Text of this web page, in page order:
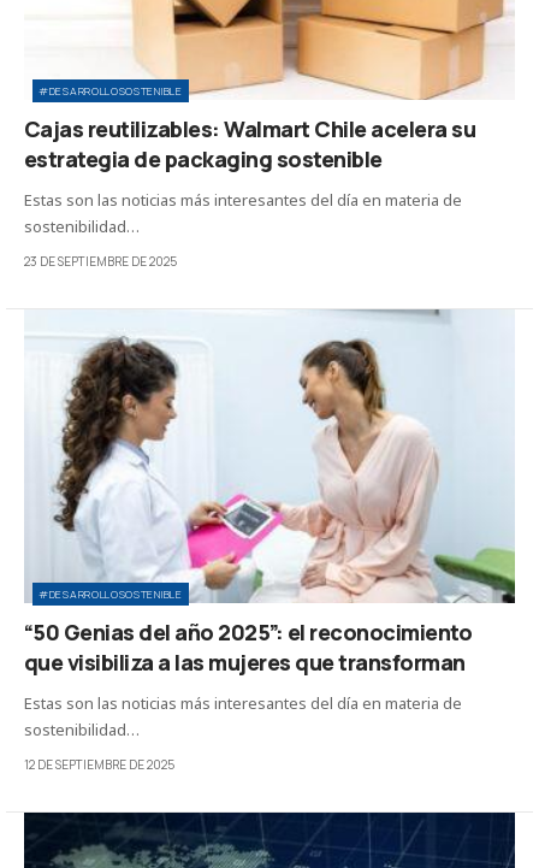
#DESARROLLOSOSTENIBLE
Cajas reutilizables: Walmart Chile acelera su
estrategia de packaging sostenible
Estas son las noticias más interesantes del día en materia de
sostenibilidad…
23 DE SEPTIEMBRE DE 2025
#DESARROLLOSOSTENIBLE
“50 Genias del año 2025”: el reconocimiento
que visibiliza a las mujeres que transforman
Estas son las noticias más interesantes del día en materia de
sostenibilidad…
12 DE SEPTIEMBRE DE 2025